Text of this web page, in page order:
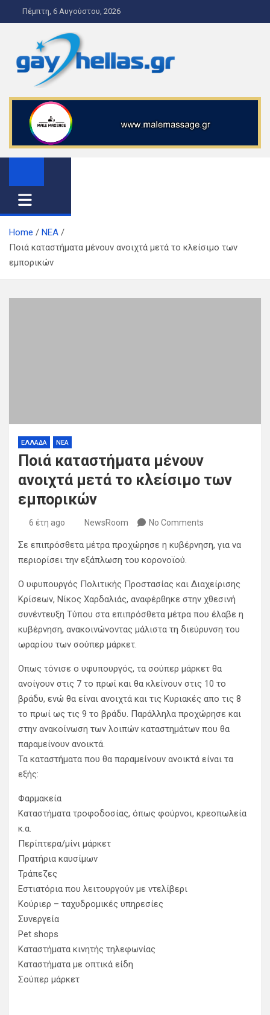
k
e
Πέμπτη, 6 Αυγούστου, 2026
gayhellas.gr – lgbt news and
guide
lgbt news & guide
Home
ΝΕΑ
Ποιά καταστήματα μένουν ανοιχτά μετά το κλείσιμο των
εμπορικών
ΕΛΛΑΔΑ ΝΕΑ
Ποιά καταστήματα μένουν
ανοιχτά μετά το κλείσιμο των
εμπορικών
6 έτη ago NewsRoom No Comments
Σε επιπρόσθετα μέτρα προχώρησε η κυβέρνηση, για να
περιορίσει την εξάπλωση του κορoνοϊού.
Ο υφυπουργός Πολιτικής Προστασίας και Διαχείρισης
Κρίσεων, Νίκος Χαρδαλιάς, αναφέρθηκε στην χθεσινή
συνέντευξη Τύπου στα επιπρόσθετα μέτρα που έλαβε η
κυβέρνηση, ανακοινώνοντας μάλιστα τη διεύρυνση του
ωραρίου των σούπερ μάρκετ.
Οπως τόνισε ο υφυπουργός, τα σούπερ μάρκετ θα
ανοίγουν στις 7 το πρωί και θα κλείνουν στις 10 το
βράδυ, ενώ θα είναι ανοιχτά και τις Κυριακές απο τις 8
το πρωί ως τις 9 το βράδυ. Παράλληλα προχώρησε και
στην ανακοίνωση των λοιπών καταστημάτων που θα
παραμείνουν ανοικτά.
Τα καταστήματα που θα παραμείνουν ανοικτά είναι τα
εξής:
Φαρμακεία
Καταστήματα τροφοδοσίας, όπως φούρνοι, κρεοπωλεία
κ.α.
Περίπτερα/μίνι μάρκετ
Πρατήρια καυσίμων
Τράπεζες
Εστιατόρια που λειτουργούν με ντελίβερι
Κούριερ – ταχυδρομικές υπηρεσίες
Συνεργεία
Pet shops
Καταστήματα κινητής τηλεφωνίας
Καταστήματα με οπτικά είδη
Σούπερ μάρκετ